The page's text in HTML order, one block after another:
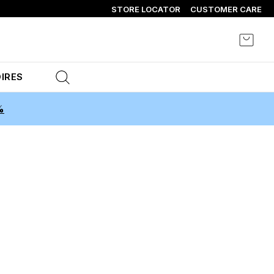
STORE LOCATOR CUSTOMER CARE
Mon